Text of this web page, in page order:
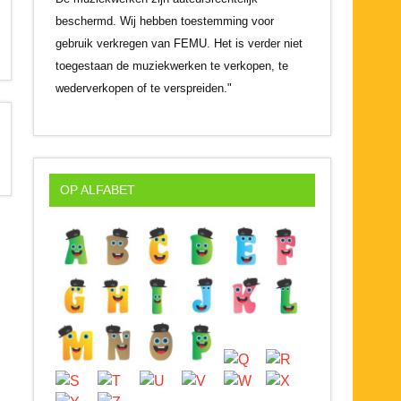
beschermd. Wij hebben toestemming voor
gebruik verkregen van FEMU. Het is verder niet
toegestaan de muziekwerken te verkopen, te
wederverkopen of te verspreiden."
OP ALFABET